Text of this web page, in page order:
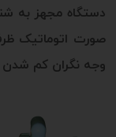
دستگاه مجهز به
صورت اتوماتیک
وجه نگران کم